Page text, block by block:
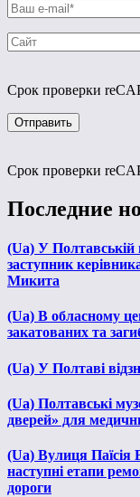
Срок проверки
Срок проверки
Последние
(Ua) У Полтавській
заступник
Микита
(Ua) В обласному
закатованих та
(Ua) У Полтаві
(Ua) Полтавські
дверей» для
(Ua) Вулиця Паїсія
наступні етапи
дороги